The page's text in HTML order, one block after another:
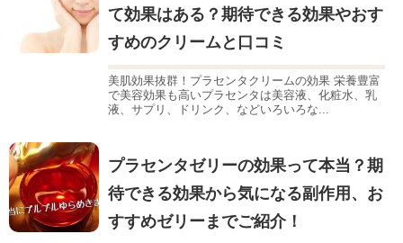
て効果はある？期待できる効果やおす
すめのクリームと口コミ
美肌効果抜群！プラセンタクリームの効果 栄養豊富
で美容効果も高いプラセンタは美容液、化粧水、乳
液、サプリ、ドリンク、などいろいろな...
プラセンタゼリーの効果って本当？期
待できる効果から気になる副作用、お
すすめゼリーまでご紹介！